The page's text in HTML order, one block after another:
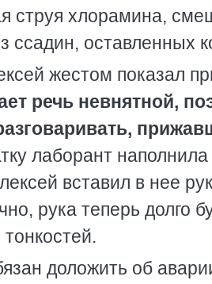
струя хлорамина,
оставленных
жестом показал
речь невнятной,
лаборант
вставил в нее
рука теперь долго
доложить об